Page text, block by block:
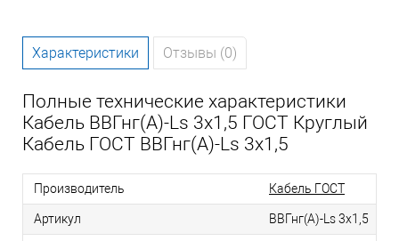
Характеристики Отзывы (0)
Полные технические характеристики
Кабель ВВГнг(А)-Ls 3х1,5 ГОСТ Круглый
Кабель ГОСТ ВВГнг(А)-Ls 3х1,5
Производитель Кабель ГОСТ
Артикул ВВГнг(А)-Ls 3х1,5